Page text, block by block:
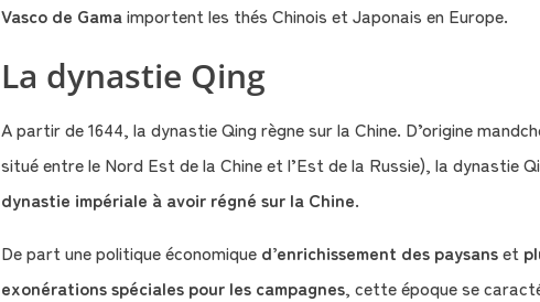
Vasco de Gama importent les thés Chinois et Japonais en Europe.
La dynastie Qing
A partir de 1644, la dynastie Qing règne sur la Chine. D’origine
situé entre le Nord Est de la Chine et l’Est de la Russie), la dynastie
dynastie impériale à avoir régné sur la Chine.
De part une politique économique d’enrichissement des paysanset
exonérations spéciales pour les campagnes, cette époque se